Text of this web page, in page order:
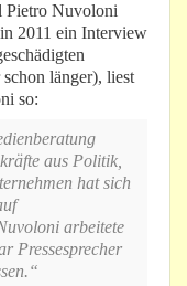
Pietro Nuvoloni
2011 ein Interview
länger), liest
so:
aus Politik,
hat sich
arbeitete
Pressesprecher